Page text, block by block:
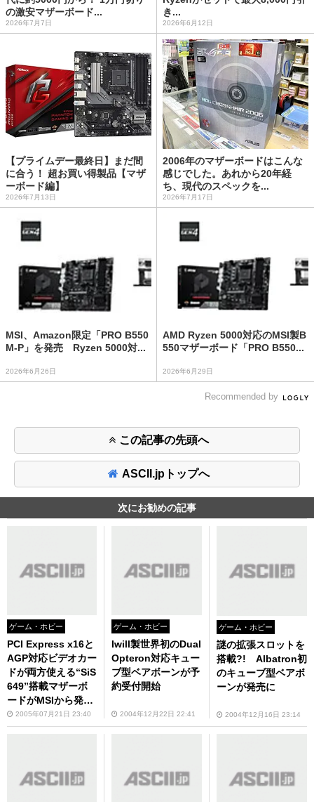
の激安マザーボード...
2026年7月7日
き...
2026年6月12日
【プライムデー最終日】まだ間
に合う！ 超お買い得製品【マザ
ーボード編】
2026年7月13日
2006年のマザーボードはこんな
感じでした。あれから20年経
ち、現代のスペックを...
2026年7月17日
MSI、Amazon限定「PRO B550
M-P」を発売 Ryzen 5000対...
2026年6月26日
AMD Ryzen 5000対応のMSI製B
550マザーボード「PRO B550...
2026年6月29日
Recommended by
この記事の先頭へ
ASCII.jpトップへ
次にお勧めの記事
ゲーム・ホビー
PCI Express x16と
AGP対応ビデオカー
ドが両方使える“SiS
649”搭載マザーボ
ードがMSIから発売
に！2005年07月21日 23:40
ゲーム・ホビー
Iwill製世界初のDual
Opteron対応キュー
ブ型ベアボーンが予
約受付開始
2004年12月22日 22:41
ゲーム・ホビー
謎の拡張スロットを
搭載?! Albatron初
のキューブ型ベアボ
ーンが発売に
2004年12月16日 23:14